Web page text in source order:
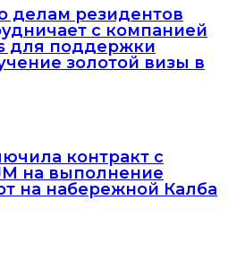
делам резидентов
с компанией
для поддержки
золотой визы в
контракт с
на выполнение
на набережной Калба